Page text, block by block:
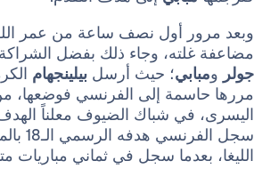
أول نصف ساعة من عمر اللقاء، نجح
وجاء ذلك بفضل الشراكة المثمرة
؛ حيث أرسلبيلينجهام الكرة إلى
إلى الفرنسي فوضعها، من لمسة
شباك الضيوف معلناً الهدف الثاني
سجل في ثماني مباريات متتالية.